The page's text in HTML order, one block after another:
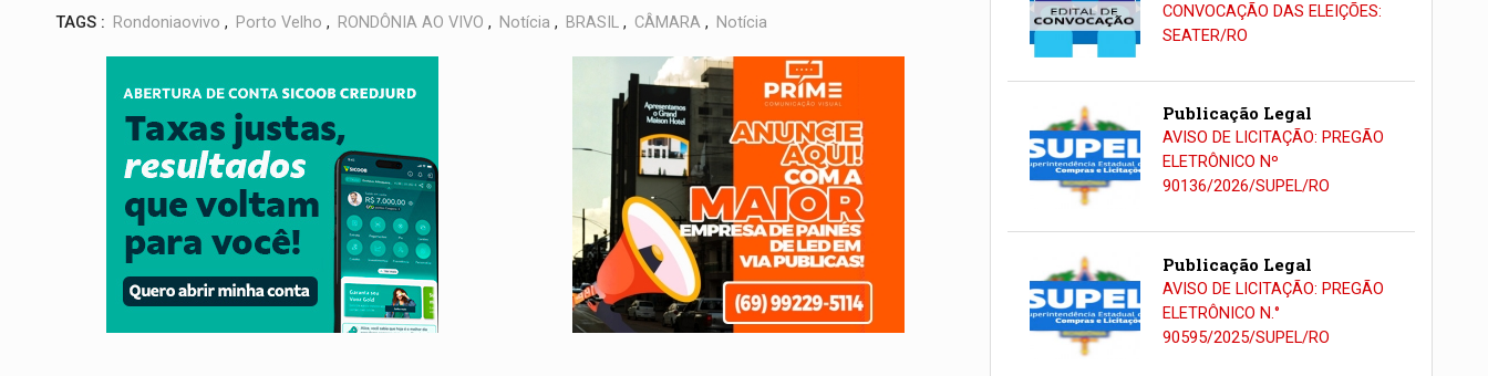
TAGS : Rondoniaovivo , Porto Velho , RONDÔNIA AO VIVO , Notícia , BRASIL , CÂMARA , Notícia
CONVOCAÇÃO DAS ELEIÇÕES:
SEATER/RO
Publicação Legal
AVISO DE LICITAÇÃO: PREGÃO
ELETRÔNICO Nº
90136/2026/SUPEL/RO
Publicação Legal
AVISO DE LICITAÇÃO: PREGÃO
ELETRÔNICO N.°
90595/2025/SUPEL/RO